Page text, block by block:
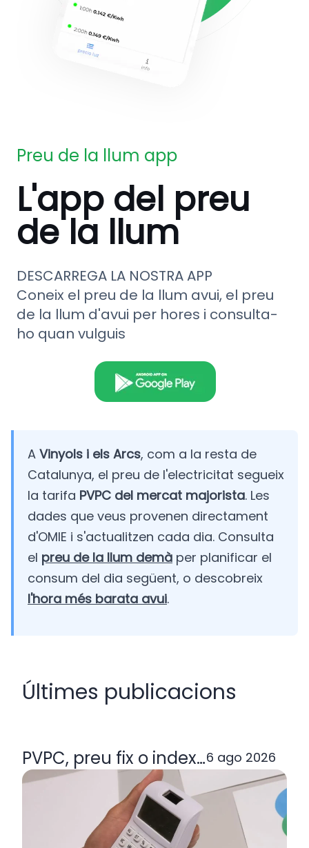
Preu de la llum app
L'app del preu
de la llum
DESCARREGA LA NOSTRA APP
Coneix el preu de la llum avui, el preu
de la llum d'avui per hores i consulta-
ho quan vulguis
A Vinyols i els Arcs, com a la resta de
Catalunya, el preu de l'electricitat segueix
la tarifa PVPC del mercat majorista. Les
dades que veus provenen directament
d'OMIE i s'actualitzen cada dia. Consulta
el preu de la llum demà per planificar el
consum del dia següent, o descobreix
l'hora més barata avui.
Últimes publicacions
PVPC, preu fix o indexada: quina
6 ago 2026